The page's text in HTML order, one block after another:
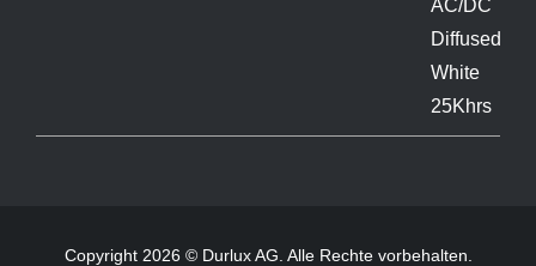
Copyright 2026 © Durlux AG. Alle Rechte vorbehalten.